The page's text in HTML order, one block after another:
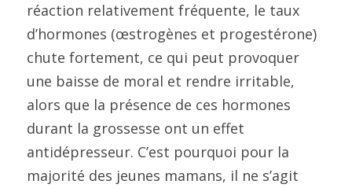
réaction relativement fréquente, le taux
d’hormones (œstrogènes et progestérone)
chute fortement, ce qui peut provoquer
une baisse de moral et rendre irritable,
alors que la présence de ces hormones
durant la grossesse ont un effet
antidépresseur. C’est pourquoi pour la
majorité des jeunes mamans, il ne s’agit